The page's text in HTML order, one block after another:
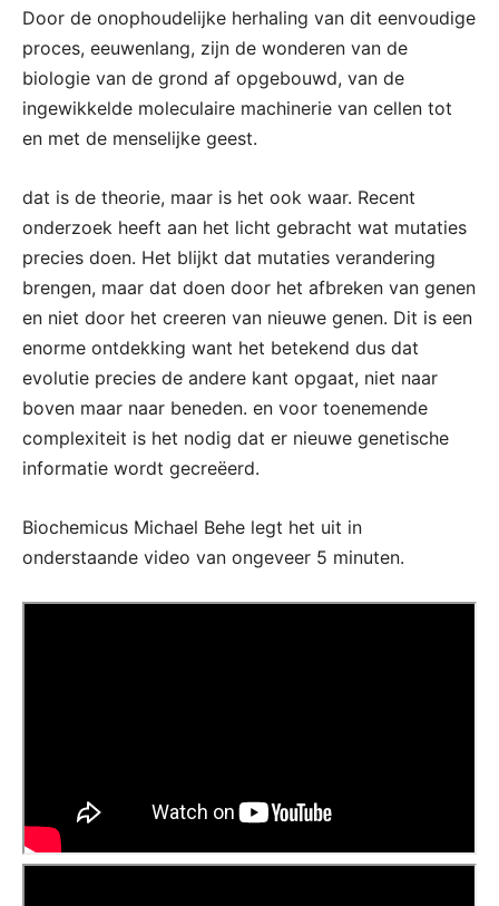
Door de onophoudelijke herhaling van dit eenvoudige
proces, eeuwenlang, zijn de wonderen van de
biologie van de grond af opgebouwd, van de
ingewikkelde moleculaire machinerie van cellen tot
en met de menselijke geest.
dat is de theorie, maar is het ook waar. Recent
onderzoek heeft aan het licht gebracht wat mutaties
precies doen. Het blijkt dat mutaties verandering
brengen, maar dat doen door het afbreken van genen
en niet door het creeren van nieuwe genen. Dit is een
enorme ontdekking want het betekend dus dat
evolutie precies de andere kant opgaat, niet naar
boven maar naar beneden. en voor toenemende
complexiteit is het nodig dat er nieuwe genetische
informatie wordt gecreëerd.
Biochemicus Michael Behe legt het uit in
onderstaande video van ongeveer 5 minuten.